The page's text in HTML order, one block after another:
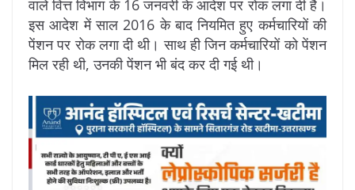
वाले वित्त विभाग के 16 जनवरी के आदेश पर रोक लगा दी है।
इस आदेश में साल 2016 के बाद नियमित हुए कर्मचारियों की
पेंशन पर रोक लगा दी थी। साथ ही जिन कर्मचारियों को पेंशन
मिल रही थी, उनकी पेंशन भी बंद कर दी गई थी।